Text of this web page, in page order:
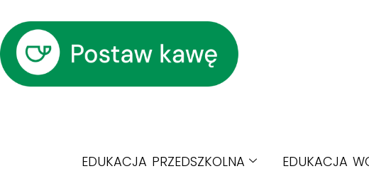
EDUKACJA PRZEDSZKOLNA EDUKACJA